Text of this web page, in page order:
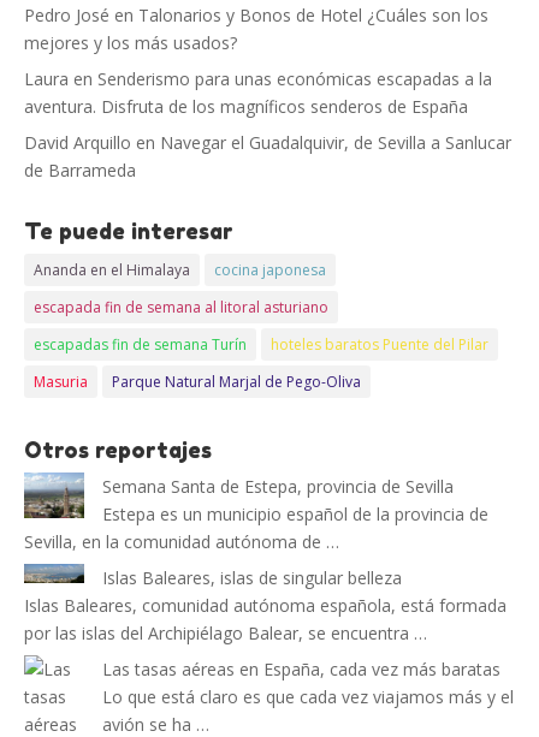
Pedro José en Talonarios y Bonos de Hotel ¿Cuáles son los
mejores y los más usados?
Laura en Senderismo para unas económicas escapadas a la
aventura. Disfruta de los magníficos senderos de España
David Arquillo en Navegar el Guadalquivir, de Sevilla a Sanlucar
de Barrameda
Te puede interesar
Ananda en el Himalaya
cocina japonesa
escapada fin de semana al litoral asturiano
escapadas fin de semana Turín
hoteles baratos Puente del Pilar
Masuria
Parque Natural Marjal de Pego-Oliva
Otros reportajes
Semana Santa de Estepa, provincia de Sevilla
Estepa es un municipio español de la provincia de
Sevilla, en la comunidad autónoma de …
Islas Baleares, islas de singular belleza
Islas Baleares, comunidad autónoma española, está formada
por las islas del Archipiélago Balear, se encuentra …
Las tasas aéreas en España, cada vez más baratas
Lo que está claro es que cada vez viajamos más y el
avión se ha …